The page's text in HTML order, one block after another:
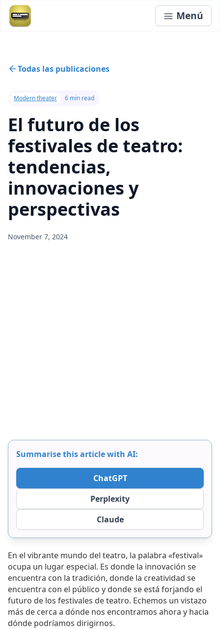
Menú
Todas las publicaciones
Modern theater 6 min read
El futuro de los
festivales de teatro:
tendencias,
innovaciones y
perspectivas
November 7, 2024
Summarise this article with AI:
ChatGPT
Perplexity
Claude
En el vibrante mundo del teatro, la palabra «festival»
ocupa un lugar especial. Es donde la innovación se
encuentra con la tradición, donde la creatividad se
encuentra con el público y donde se está forjando el
futuro de los festivales de teatro. Echemos un vistazo
más de cerca a dónde nos encontramos ahora y hacia
dónde podríamos dirigirnos.